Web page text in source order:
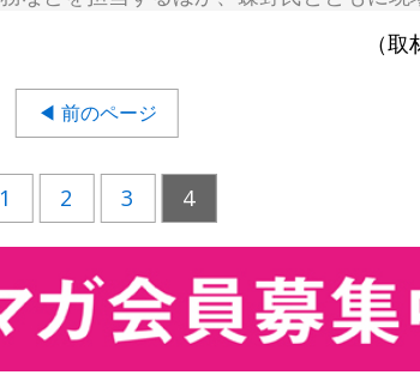
（
◀ 前のページ
1 2 3 4